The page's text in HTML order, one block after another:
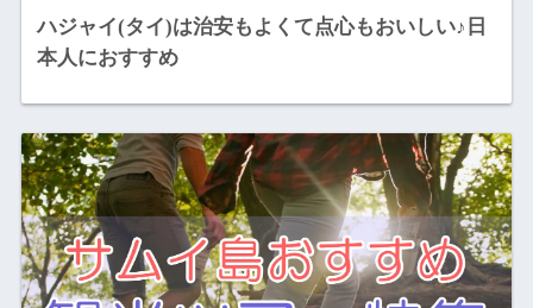
ハジャイ(タイ)は治安もよくて点心もおいしい♪日
本人におすすめ